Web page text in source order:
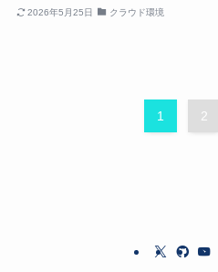
2026年5月25日 クラウド環境
1 2